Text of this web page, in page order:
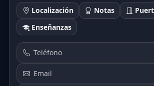
Localización Notas
Enseñanzas
Teléfono
Email